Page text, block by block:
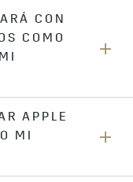
modelo posterior.
CarPlay solo
versión posterior
Para
CON
COMO
que el desarrollador
funcionar con
más actual de
APPLE
MI